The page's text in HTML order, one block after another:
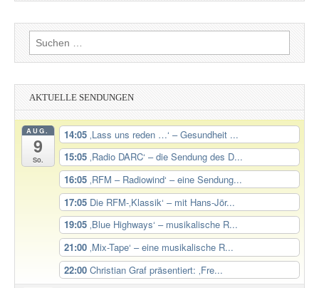
Suchen
nach:
AKTUELLE SENDUNGEN
AUG.
9
So.
14:05 ‚Lass uns reden …‘ – Gesundheit ...
15:05 ‚Radio DARC‘ – die Sendung des D...
16:05 ‚RFM – Radiowind‘ – eine Sendung...
17:05 Die RFM-‚Klassik‘ – mit Hans-Jör...
19:05 ‚Blue Highways‘ – musikalische R...
21:00 ‚Mix-Tape‘ – eine musikalische R...
22:00 Christian Graf präsentiert: ‚Fre...